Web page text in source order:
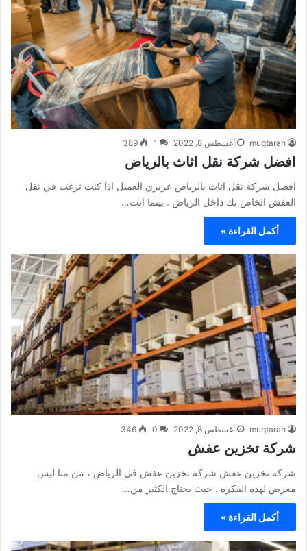
muqtarah أغسطس 8, 2022 1
389
افضل شركة نقل اثاث بالرياض
افضل شركة نقل اثاث بالرياض عزيزي العميل اذا كنت ترغب في نقل
العفش الخاص بك داخل الرياض . بينما انت…
أكمل القراءة »
muqtarah أغسطس 8, 2022 0
346
شركة تخزين عفش
شركة تخزين عفش شركة تخزين عفش في الرياض ، من منا ليس
معرض لهذه الفكره . حيث يحتاج الكثير من…
أكمل القراءة »